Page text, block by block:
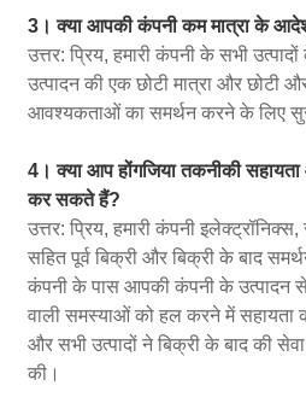
3। क्या आपकी कंपनी कम मात्रा के
उत्तर: प्रिय, हमारी कंपनी के सभी
उत्पादन की एक छोटी मात्रा और छोटी
आवश्यकताओं का समर्थन करने के लिए
4। क्या आप होंगजिया तकनीकी
कर सकते हैं?
उत्तर: प्रिय, हमारी कंपनी
सहित पूर्व बिक्री और बिक्री के बाद
कंपनी के पास आपकी कंपनी के उत्पादन से
वाली समस्याओं को हल करने में सहायता
और सभी उत्पादों ने बिक्री के बाद की
की।